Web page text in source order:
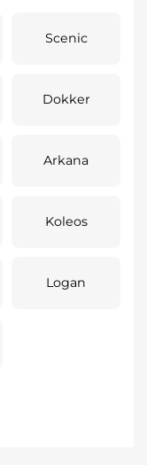
Scenic
Dokker
Arkana
Koleos
Logan